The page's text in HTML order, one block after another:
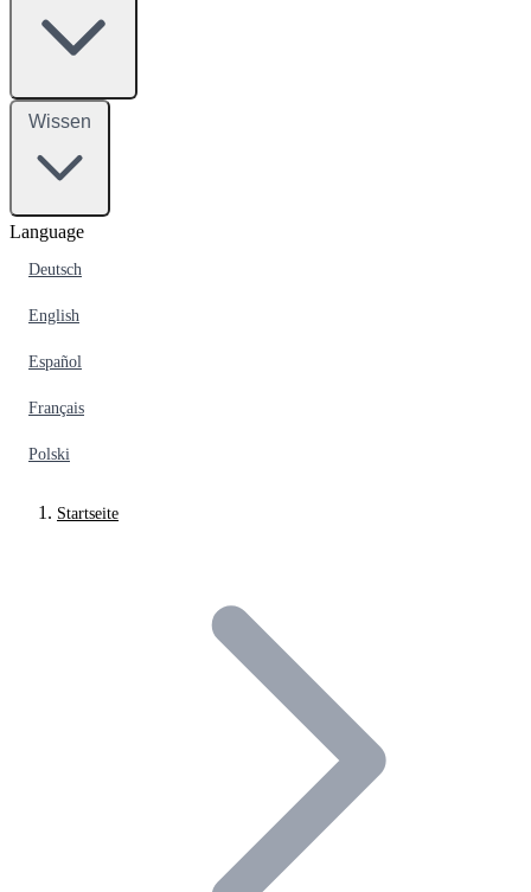
Wissen
Language
Deutsch
English
Español
Français
Polski
Startseite